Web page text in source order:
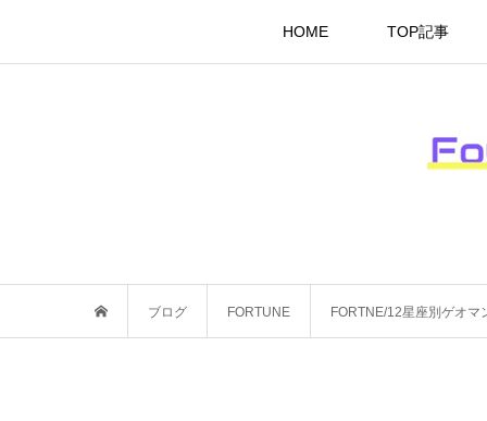
HOME TOP記事
ブログ FORTUNE FORTNE/12星座別ゲオ